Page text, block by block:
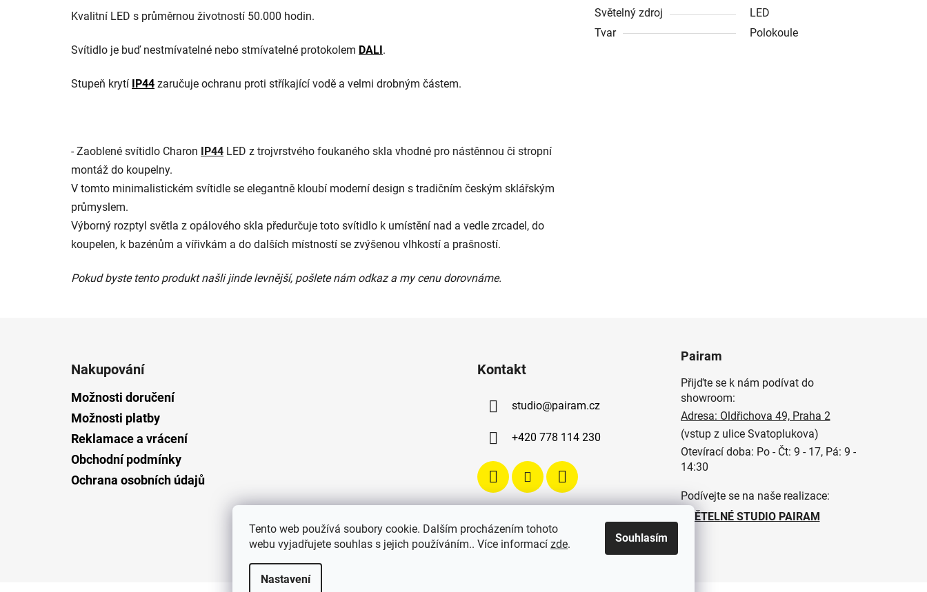
Tento web používá soubory cookie. Dalším procházením tohoto
webu vyjadřujete souhlas s jejich používáním.. Více informací zde.
Nastavení
Souhlasím
Kvalitní LED s průměrnou životností 50.000 hodin.
Svítidlo je buď nestmívatelné nebo stmívatelné protokolem DALI.
Stupeň krytí IP44 zaručuje ochranu proti stříkající vodě a velmi drobným částem.
- Zaoblené svítidlo Charon IP44 LED z trojvrstvého foukaného skla vhodné pro nástěnnou či stropní
montáž do koupelny.
V tomto minimalistickém svítidle se elegantně kloubí moderní design s tradičním českým sklářským
průmyslem.
Výborný rozptyl světla z opálového skla předurčuje toto svítidlo k umístění nad a vedle zrcadel, do
koupelen, k bazénům a vířivkám a do dalších místností se zvýšenou vlhkostí a prašností.
Pokud byste tento produkt našli jinde levnější, pošlete nám odkaz a my cenu dorovnáme.
Světelný zdroj
LED
Tvar
Polokoule
Nakupování
Možnosti doručení
Možnosti platby
Reklamace a vrácení
Obchodní podmínky
Ochrana osobních údajů
Kontakt
studio@pairam.cz
+420 778 114 230
Pairam
Přijďte se k nám podívat do
showroom:
Adresa: Oldřichova 49, Praha 2
(vstup z ulice Svatoplukova)
Otevírací doba: Po - Čt: 9 - 17, Pá: 9 -
14:30
Podívejte se na naše realizace:
SVĚTELNÉ STUDIO PAIRAM